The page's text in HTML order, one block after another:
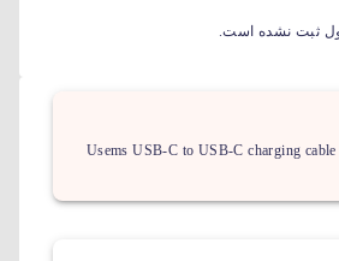
ثبت نشده است.
Usems USB-C to USB-C charging